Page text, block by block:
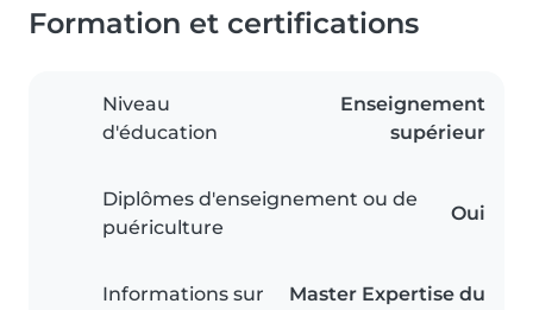
Formation et certifications
Niveau
d'éducation
Enseignement
supérieur
Diplômes d'enseignement ou de
puériculture
Oui
Informations sur
Master Expertise du